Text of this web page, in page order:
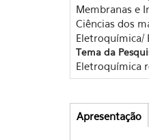
Membranas e
Ciências dos
Eletroquímica/
Tema da
Eletroquímica
Abas
Apresentação